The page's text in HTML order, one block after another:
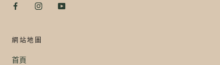
網站地圖
首頁